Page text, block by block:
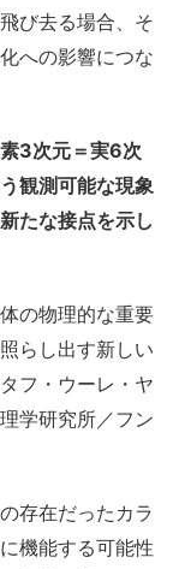
び去る場合、そ
への影響につな
3次元＝実6次
観測可能な現象
たな接点を示し
の物理的な重要
らし出す新しい
フ・ウーレ・ヤ
学研究所／フン
存在だったカラ
機能する可能性